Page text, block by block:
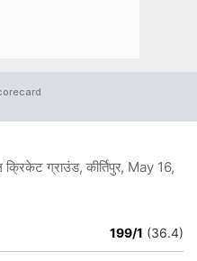
ग्राउंड, कीर्तिपुर, May 16,
199/1 (36.4)